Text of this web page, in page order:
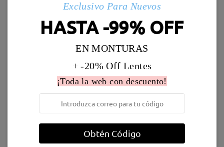
8,00 € MT37644
Jewels246 16,95 € Andrew194
Exclusivo Para Nuevos
HASTA -99% OFF
EN MONTURAS
+ -20% Off Lentes
¡Toda la web con descuento!
Obtén Código